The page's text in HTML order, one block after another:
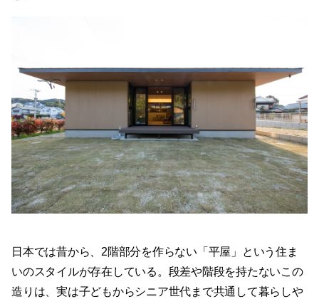
日本では昔から、2階部分を作らない「平屋」という住ま
いのスタイルが存在している。段差や階段を持たないこの
造りは、実は子どもからシニア世代まで共通して暮らしや